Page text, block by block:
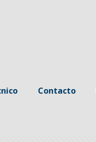
Contacto